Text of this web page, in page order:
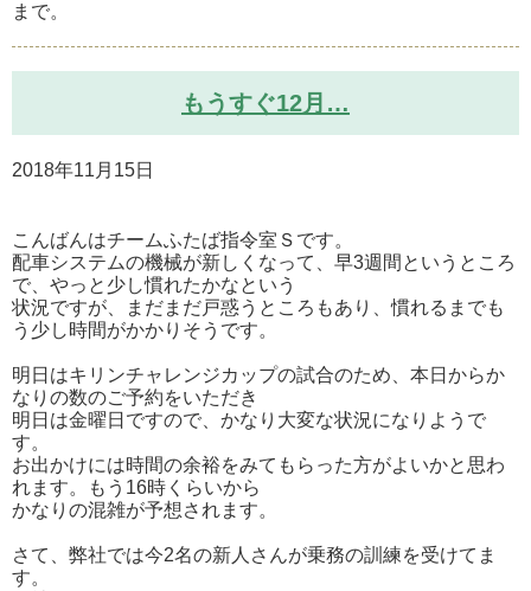
まで。
もうすぐ12月…
2018年11月15日
こんばんはチームふたば指令室Ｓです。
配車システムの機械が新しくなって、早3週間というところ
で、やっと少し慣れたかなという
状況ですが、まだまだ戸惑うところもあり、慣れるまでも
う少し時間がかかりそうです。
明日はキリンチャレンジカップの試合のため、本日からか
なりの数のご予約をいただき
明日は金曜日ですので、かなり大変な状況になりようで
す。
お出かけには時間の余裕をみてもらった方がよいかと思わ
れます。もう16時くらいから
かなりの混雑が予想されます。
さて、弊社では今2名の新人さんが乗務の訓練を受けてま
す。